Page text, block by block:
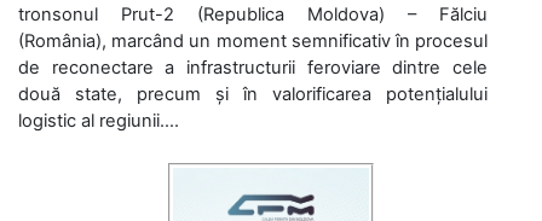
tronsonul Prut-2 (Republica Moldova) – Fălciu
(România), marcând un moment semnificativ în procesul
de reconectare a infrastructurii feroviare dintre cele
două state, precum și în valorificarea potențialului
logistic al regiunii....